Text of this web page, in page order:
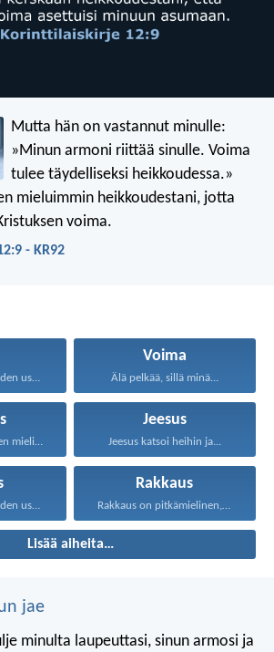
Mutta hän on vastannut minulle:
»Minun armoni riittää sinulle. Voima
tulee täydelliseksi heikkoudessa.»
mieluimmin heikkoudestani, jotta
voima.
- KR92
Käykäämme sentähden uskalluksella armon...
Voima
Älä pelkää, sillä minä...
Sentähden minä olen mielistynyt...
Jeesus
Jeesus katsoi heihin ja...
Käykäämme sentähden uskalluksella armon...
Rakkaus
Rakkaus on pitkämielinen, rakkaus...
Lisää aiheita…
jae
minulta laupeuttasi, sinun armosi ja